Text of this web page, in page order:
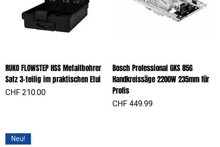
RUKO FLOWSTEP HSS Metallbohrer
Satz 3-teilig im praktischen Etui
Preis
CHF 210.00
Bosch Professional GKS 85G
Handkreissäge 2200W 235mm für
Profis
Preis
CHF 449.99
Neu!